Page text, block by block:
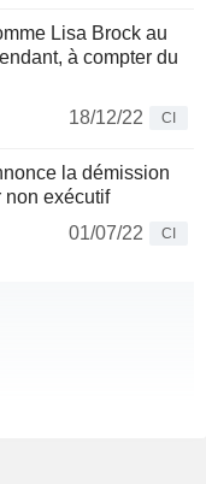
Lisa Brock au
à compter du
18/12/22
CI
la démission
non exécutif
01/07/22
CI